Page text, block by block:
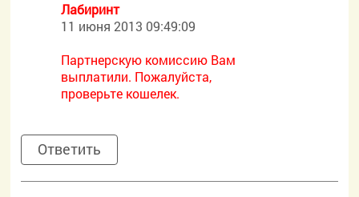
Лабиринт
11 июня 2013 09:49:09
Партнерскую комиссию Вам
выплатили. Пожалуйста,
проверьте кошелек.
Ответить